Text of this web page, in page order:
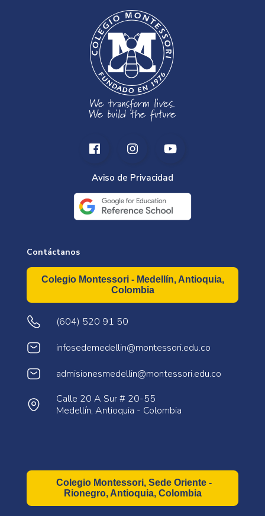
Aviso de Privacidad
Contáctanos
Colegio Montessori - Medellín, Antioquia,
Colombia
(604) 520 91 50
infosedemedellin@montessori.edu.co
admisionesmedellin@montessori.edu.co
Calle 20 A Sur # 20-55
Medellín, Antioquia - Colombia
Colegio Montessori, Sede Oriente -
Rionegro, Antioquia, Colombia